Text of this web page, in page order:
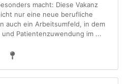
macht: Diese Vakanz
nur eine neue berufliche
auch ein Arbeitsumfeld, in dem
und Patientenzuwendung im ...